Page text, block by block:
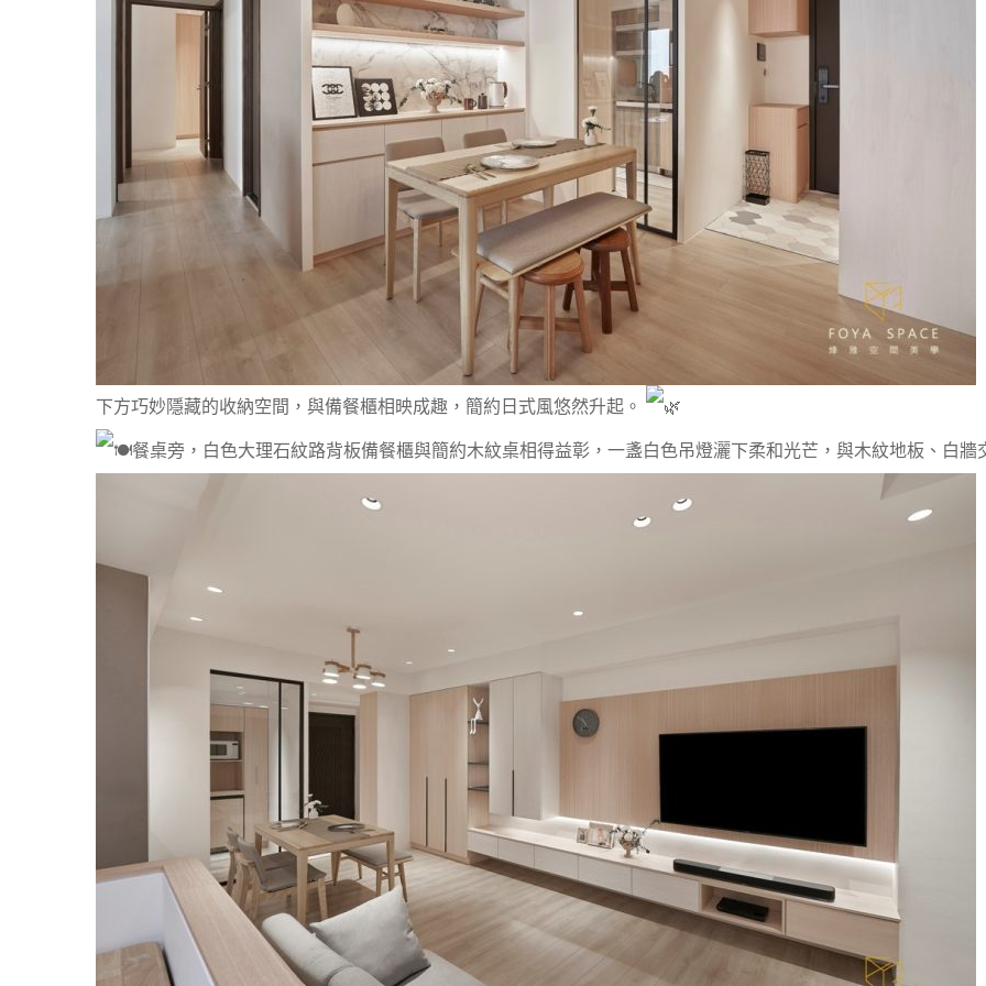
下方巧妙隱藏的收納空間，與備餐櫃相映成趣，簡約日式風悠然升起。
餐桌旁，白色大理石紋路背板備餐櫃與簡約木紋桌相得益彰，一盞白色吊燈灑下柔和光芒，與木紋地板、白牆